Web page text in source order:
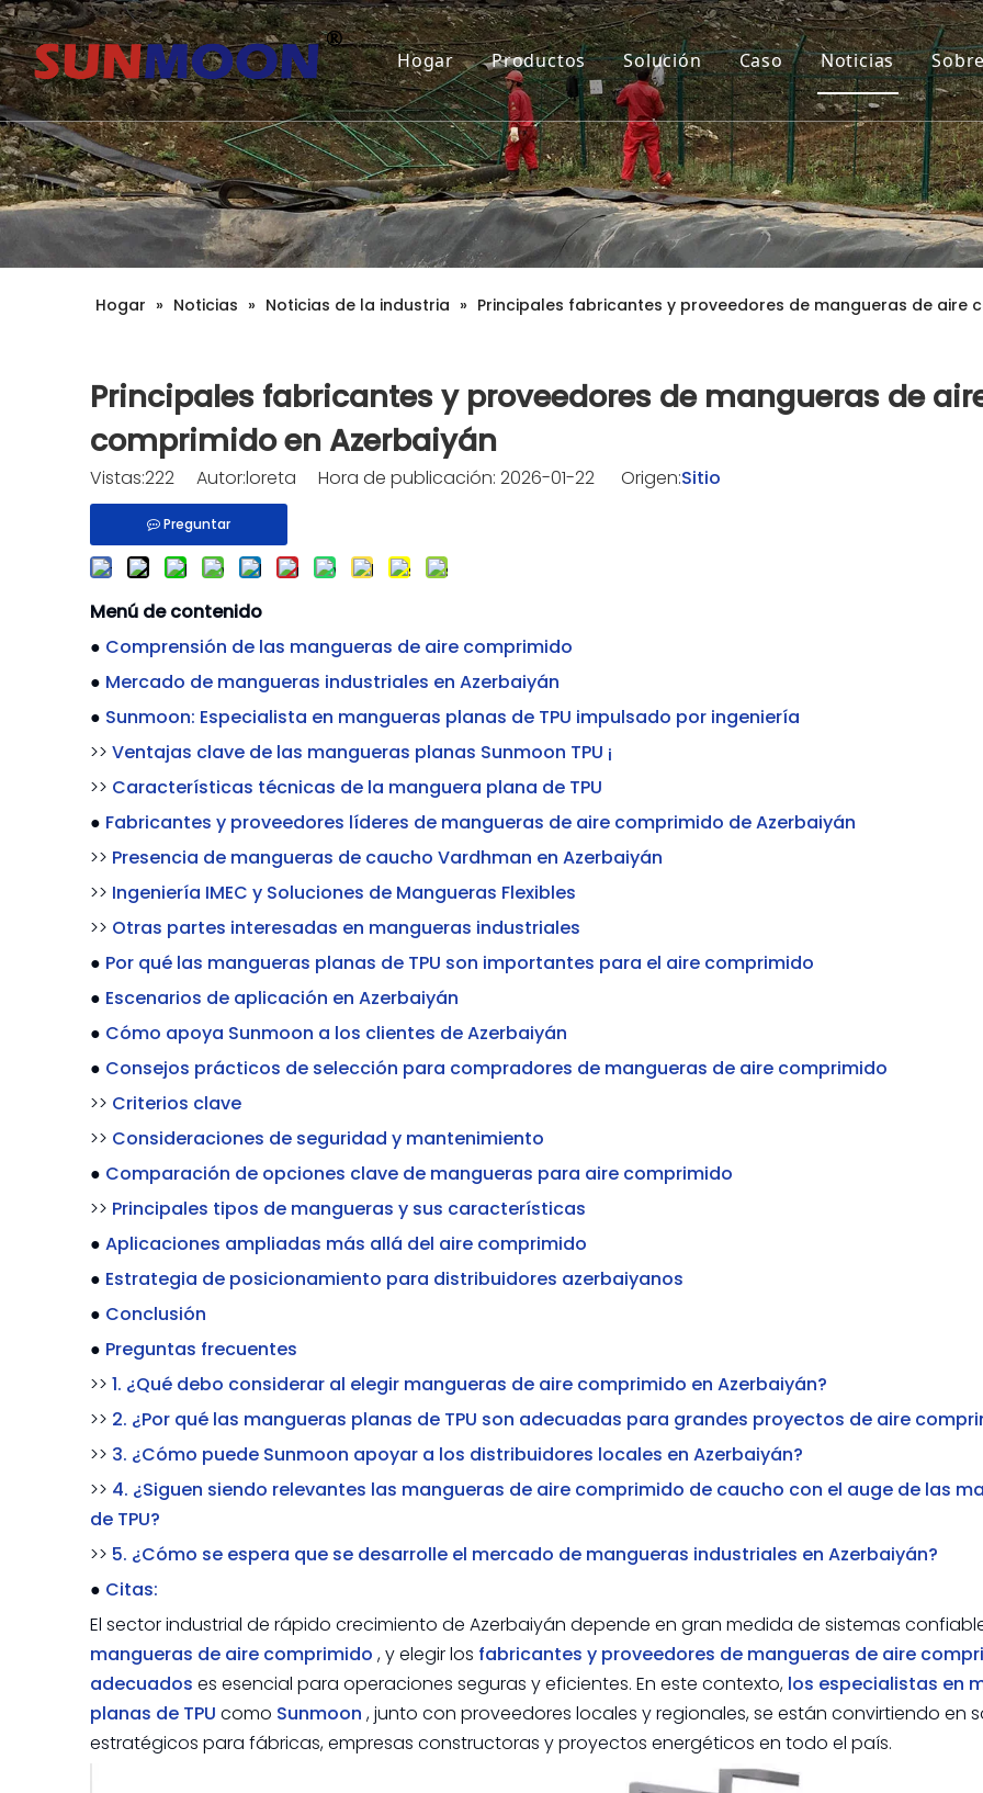
Hogar Productos Solución Caso Noticias
Hogar » Noticias » Noticias de la industria » Principales fabricantes y proveedores de mangueras de aire
Principales fabricantes y proveedores de mangueras de
comprimido en Azerbaiyán
Vistas:222 Autor:loreta Hora de publicación: 2026-01-22 Origen:Sitio
Preguntar
Menú de contenido
● Comprensión de las mangueras de aire comprimido
● Mercado de mangueras industriales en Azerbaiyán
● Sunmoon: Especialista en mangueras planas de TPU impulsado por ingeniería
>> Ventajas clave de las mangueras planas Sunmoon TPU ¡
>> Características técnicas de la manguera plana de TPU
● Fabricantes y proveedores líderes de mangueras de aire comprimido de Azerbaiyán
>> Presencia de mangueras de caucho Vardhman en Azerbaiyán
>> Ingeniería IMEC y Soluciones de Mangueras Flexibles
>> Otras partes interesadas en mangueras industriales
● Por qué las mangueras planas de TPU son importantes para el aire comprimido
● Escenarios de aplicación en Azerbaiyán
● Cómo apoya Sunmoon a los clientes de Azerbaiyán
● Consejos prácticos de selección para compradores de mangueras de aire comprimido
>> Criterios clave
>> Consideraciones de seguridad y mantenimiento
● Comparación de opciones clave de mangueras para aire comprimido
>> Principales tipos de mangueras y sus características
● Aplicaciones ampliadas más allá del aire comprimido
● Estrategia de posicionamiento para distribuidores azerbaiyanos
● Conclusión
● Preguntas frecuentes
>> 1. ¿Qué debo considerar al elegir mangueras de aire comprimido en Azerbaiyán?
>> 2. ¿Por qué las mangueras planas de TPU son adecuadas para grandes proyectos de aire
>> 3. ¿Cómo puede Sunmoon apoyar a los distribuidores locales en Azerbaiyán?
>> 4. ¿Siguen siendo relevantes las mangueras de aire comprimido de caucho con el auge de las
de TPU?
>> 5. ¿Cómo se espera que se desarrolle el mercado de mangueras industriales en Azerbaiyán?
● Citas:
El sector industrial de rápido crecimiento de Azerbaiyán depende en gran medida de sistemas
mangueras de aire comprimido , y elegir los fabricantes y proveedores de mangueras de aire
adecuados es esencial para operaciones seguras y eficientes. En este contexto, los especialistas en
planas de TPU como Sunmoon , junto con proveedores locales y regionales, se están convirtiendo en
estratégicos para fábricas, empresas constructoras y proyectos energéticos en todo el país.